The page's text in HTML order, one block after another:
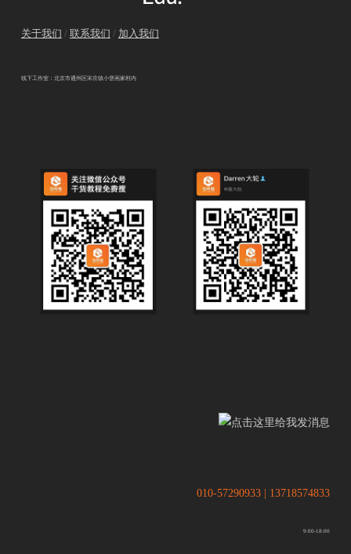
关于我们 / 联系我们 / 加入我们
线下工作室：北京市通州区宋庄镇小堡画家村内
010-57290933 | 13718574833
9:00-18:00